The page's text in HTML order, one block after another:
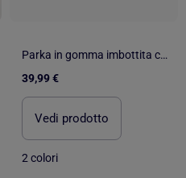
Parka in gomma imbottita con cappuccio e stampa
39,99 €
Vedi prodotto
2 colori